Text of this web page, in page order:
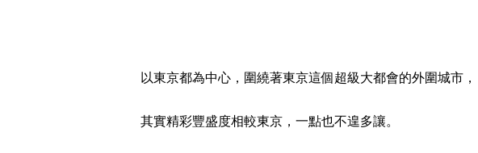
以東京都為中心，圍繞著東京這個超級大都會的外圍城市，
其實精彩豐盛度相較東京，一點也不遑多讓。